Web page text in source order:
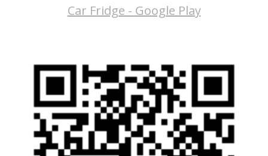
Car Fridge - Google Play